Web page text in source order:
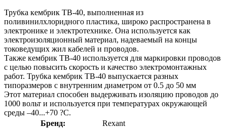
Трубка кембрик ТВ-40, выполненная из
поливинилхлоридного пластика, широко распространена в
электронике и электротехнике. Она используется как
электроизоляционный материал, надеваемый на концы
токоведущих жил кабелей и проводов.
Также кембрик ТВ-40 используется для маркировки проводов
с целью повысить скорость и качество электромонтажных
работ. Трубка кембрик ТВ-40 выпускается разных
типоразмеров с внутренним диаметром от 0.5 до 50 мм
Этот материал способен выдерживать изоляцию проводов до
1000 вольт и используется при температурах окружающей
среды –40...+70 ?С.
Бренд:
Rexant